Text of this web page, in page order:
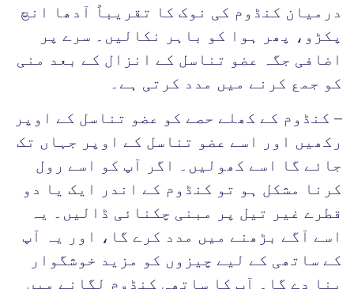
درمیان کنڈوم کی نوک کا تقریباً آدھا انچ
پکڑو، پھر ہوا کو باہر نکالیں۔ سرے پر
اضافی جگہ عضو تناسل کے انزال کے بعد منی
کو جمع کرنے میں مدد کرتی ہے۔
– کنڈوم کے کھلے حصے کو عضو تناسل کے اوپر
رکھیں اور اسے عضو تناسل کے اوپر جہاں تک
جائے گا اسے کھولیں۔ اگر آپ کو اسے رول
کرنا مشکل ہو تو کنڈوم کے اندر ایک یا دو
قطرے غیر تیل پر مبنی چکنائی ڈالیں۔ یہ
اسے آگے بڑھنے میں مدد کرے گا، اور یہ آپ
کے ساتھی کے لیے چیزوں کو مزید خوشگوار
بنا دے گا۔ آپ کا ساتھی کنڈوم لگانے میں